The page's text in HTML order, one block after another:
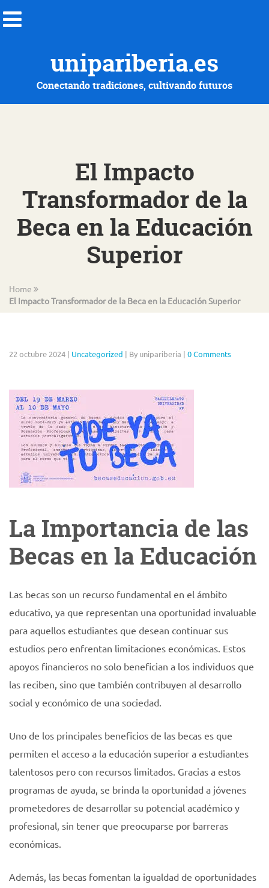
unipariberia.es
Conectando tradiciones, cultivando futuros
El Impacto
Transformador de la
Beca en la Educación
Superior
Home
El Impacto Transformador de la Beca en la Educación Superior
22 octubre 2024 | Uncategorized | By unipariberia | 0 Comments
La Importancia de las
Becas en la Educación
Las becas son un recurso fundamental en el ámbito
educativo, ya que representan una oportunidad invaluable
para aquellos estudiantes que desean continuar sus
estudios pero enfrentan limitaciones económicas. Estos
apoyos financieros no solo benefician a los individuos que
las reciben, sino que también contribuyen al desarrollo
social y económico de una sociedad.
Uno de los principales beneficios de las becas es que
permiten el acceso a la educación superior a estudiantes
talentosos pero con recursos limitados. Gracias a estos
programas de ayuda, se brinda la oportunidad a jóvenes
prometedores de desarrollar su potencial académico y
profesional, sin tener que preocuparse por barreras
económicas.
Además, las becas fomentan la igualdad de oportunidades